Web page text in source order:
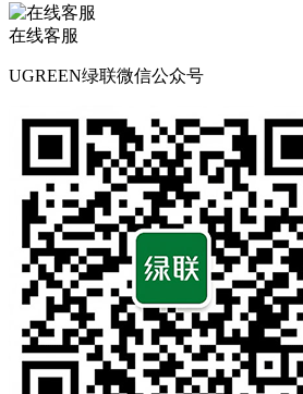
在线客服
UGREEN绿联微信公众号